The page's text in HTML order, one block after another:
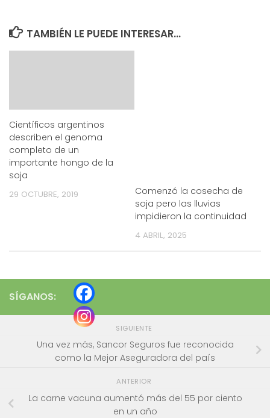
TAMBIÉN LE PUEDE INTERESAR...
Científicos argentinos
describen el genoma
completo de un
importante hongo de la
soja
29 OCTUBRE, 2019
Comenzó la cosecha de
soja pero las lluvias
impidieron la continuidad
4 ABRIL, 2025
SÍGANOS:
SIGUIENTE
Una vez más, Sancor Seguros fue reconocida
como la Mejor Aseguradora del país
ANTERIOR
La carne vacuna aumentó más del 55 por ciento
en un año